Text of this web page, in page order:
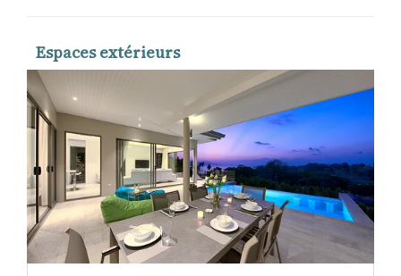
Espaces extérieurs